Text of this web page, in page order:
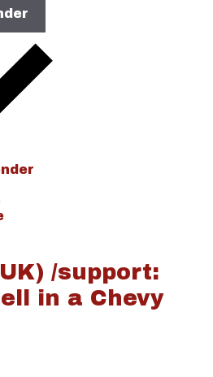
/support:
in a Chevy